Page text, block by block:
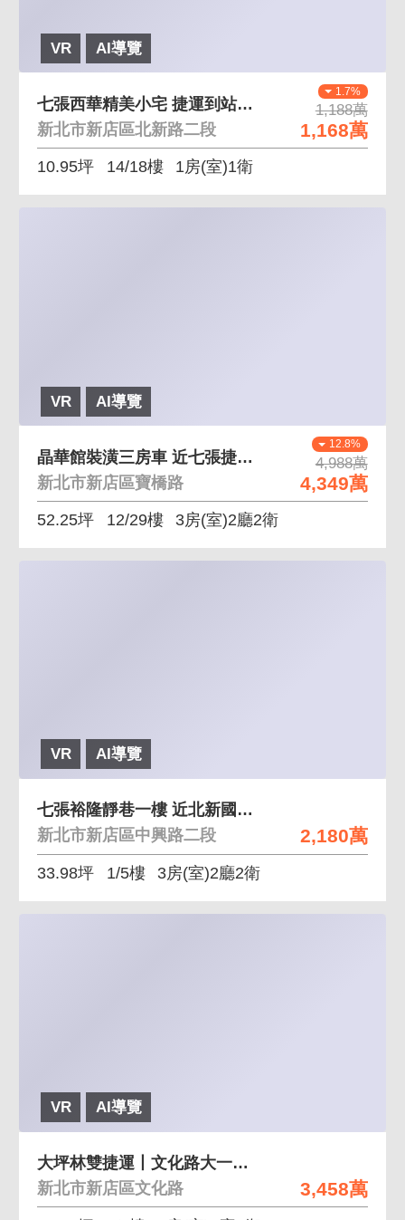
VR AI導覽
1.7%
1,188萬
1,168萬
七張西華精美小宅 捷運到站就到家首購族首選
新北市新店區北新路二段
10.95坪 14/18樓 1房(室)1衛
VR AI導覽
12.8%
4,988萬
4,349萬
晶華館裝潢三房車 近七張捷運站，生活機能佳
新北市新店區寶橋路
52.25坪 12/29樓 3房(室)2廳2衛
VR AI導覽
2,180萬
七張裕隆靜巷一樓 近北新國小、裕隆城、家樂福
新北市新店區中興路二段
33.98坪 1/5樓 3房(室)2廳2衛
VR AI導覽
3,458萬
大坪林雙捷運丨文化路大一樓丨毛孩最愛靜巷大庭院丨
新北市新店區文化路